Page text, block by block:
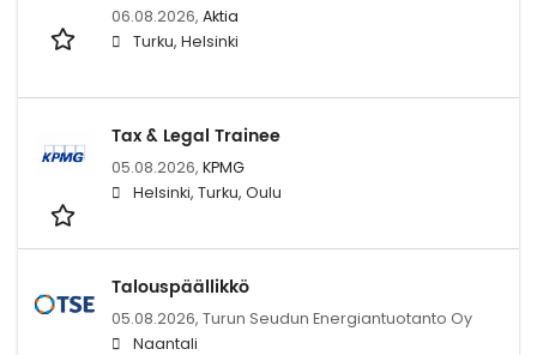
06.08.2026, Aktia
Turku, Helsinki
Tax & Legal Trainee
05.08.2026, KPMG
Helsinki, Turku, Oulu
Talouspäällikkö
05.08.2026, Turun Seudun Energiantuotanto Oy
Naantali